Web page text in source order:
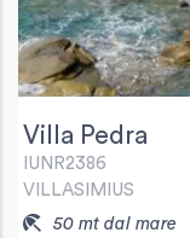
Villa Pedra
IUNR2386
VILLASIMIUS
50 mt dal mare